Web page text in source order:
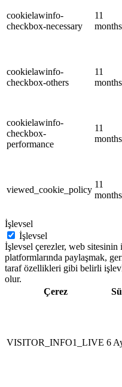
cookielawinfo-
checkbox-necessary
11
months
cookielawinfo-
checkbox-others
11
months
cookielawinfo-
checkbox-
performance
11
months
viewed_cookie_policy
11
months
İşlevsel
İşlevsel
İşlevsel çerezler, web sitesinin
platformlarında paylaşmak,
taraf özellikleri gibi belirli
olur.
Çerez
VISITOR_INFO1_LIVE 6